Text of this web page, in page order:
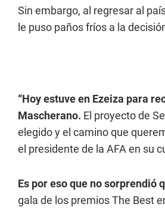
Sin embargo, al regresar al
le puso paños fríos a la
“Hoy estuve en Ezeiza para
Mascherano. El proyecto de
elegido y el camino que
el presidente de la AFA en su
Es por eso que no sorprendió
gala de los premios The Best